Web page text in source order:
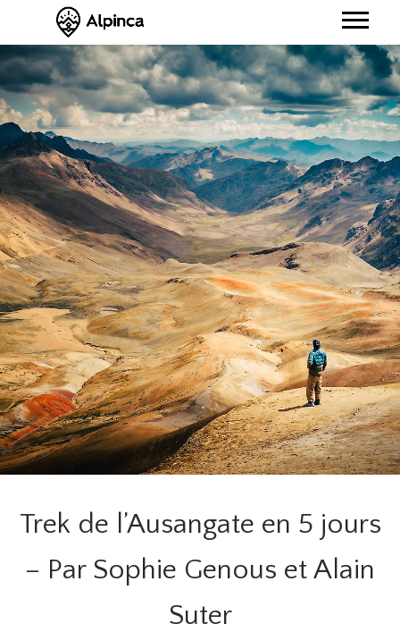
Trek de l’Ausangate en 5 jours
– Par Sophie Genous et Alain
Suter